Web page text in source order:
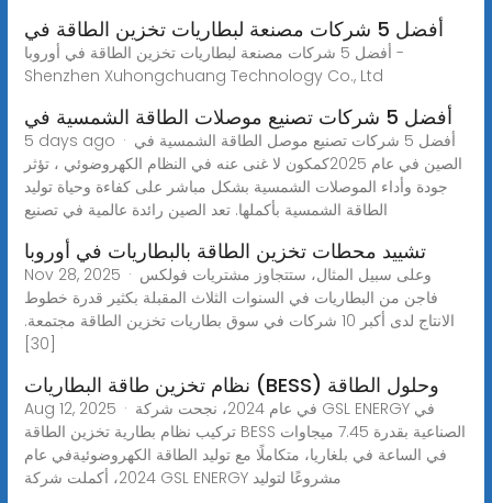
أفضل 5 شركات مصنعة لبطاريات تخزين الطاقة في
أفضل 5 شركات مصنعة لبطاريات تخزين الطاقة في أوروبا -
Shenzhen Xuhongchuang Technology Co., Ltd
أفضل 5 شركات تصنيع موصلات الطاقة الشمسية في
5 days ago · أفضل 5 شركات تصنيع موصل الطاقة الشمسية في
الصين في عام 2025كمكون لا غنى عنه في النظام الكهروضوئي ، تؤثر
جودة وأداء الموصلات الشمسية بشكل مباشر على كفاءة وحياة توليد
الطاقة الشمسية بأكملها. تعد الصين رائدة عالمية في تصنيع
تشييد محطات تخزين الطاقة بالبطاريات في أوروبا
Nov 28, 2025 · وعلى سبيل المثال، ستتجاوز مشتريات فولكس
فاجن من البطاريات في السنوات الثلاث المقبلة بكثير قدرة خطوط
الانتاج لدى أكبر 10 شركات في سوق بطاريات تخزين الطاقة مجتمعة.
[30]
نظام تخزين طاقة البطاريات (BESS) وحلول الطاقة
Aug 12, 2025 · في عام 2024، نجحت شركة GSL ENERGY في
تركيب نظام بطارية تخزين الطاقة BESS الصناعية بقدرة 7.45 ميجاوات
في الساعة في بلغاريا، متكاملًا مع توليد الطاقة الكهروضوئيةفي عام
2024، أكملت شركة GSL ENERGY مشروعًا لتوليد